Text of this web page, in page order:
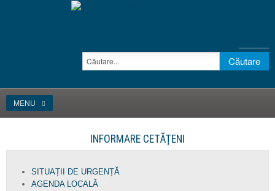
MENU
INFORMARE CETĂȚENI
SITUAȚII DE URGENȚĂ
AGENDA LOCALĂ